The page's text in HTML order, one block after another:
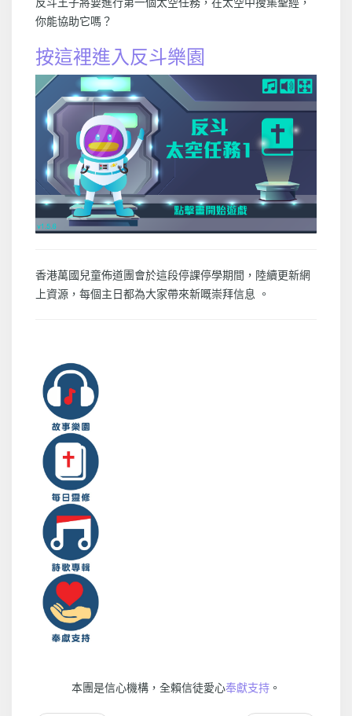
你能協助它嗎？
按這裡進入反斗樂園
香港萬國兒童佈道團會於這段停課停學期間，陸續更新網
上資源，每個主日都為大家帶來新嘅崇拜信息 。
本團是信心機構，全賴信徒愛心奉獻支持 。